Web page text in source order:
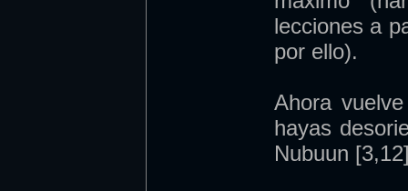
lecciones a
por ello).
Ahora
hayas
Nubuun